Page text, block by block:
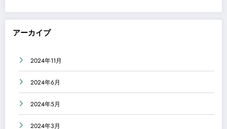
アーカイブ
2024年11月
2024年6月
2024年5月
2024年3月